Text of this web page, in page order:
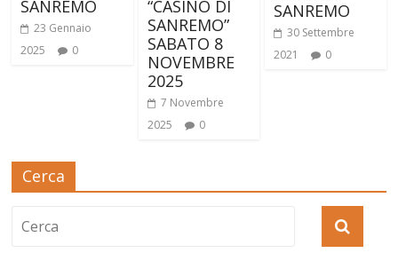
SANREMO
23 Gennaio
2025
0
“CASINO DI
SANREMO”
SABATO 8
NOVEMBRE
2025
7 Novembre
2025
0
SANREMO
30 Settembre
2021
0
Cerca